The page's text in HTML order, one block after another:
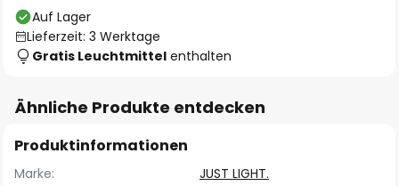
Auf Lager
Lieferzeit: 3 Werktage
Gratis Leuchtmittel enthalten
Ähnliche Produkte entdecken
Produktinformationen
Marke:
JUST LIGHT.